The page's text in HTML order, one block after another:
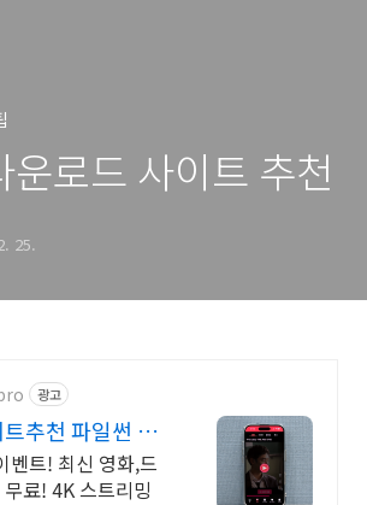
운로드 사이트 추천
25.
광고
추천 파일썬 초
보기!
벤트! 최신 영화,드
료! 4K 스트리밍